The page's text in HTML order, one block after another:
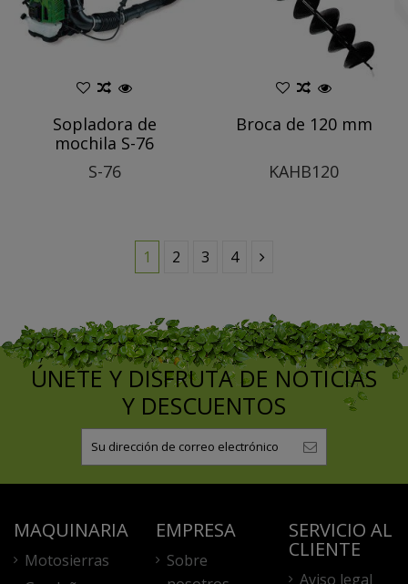
Sopladora de
mochila S-76
S-76
Broca de 120 mm
KAHB120
1 2 3 4
ÚNETE Y DISFRUTA DE NOTICIAS
Y DESCUENTOS
MAQUINARIA
Motosierras
EMPRESA
Sobre
SERVICIO AL
CLIENTE
Aviso legal